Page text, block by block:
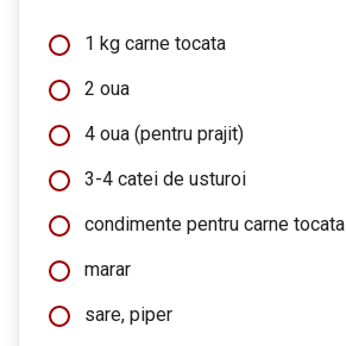
1 kg carne tocata
2 oua
4 oua (pentru prajit)
3-4 catei de usturoi
condimente pentru carne tocata
marar
sare, piper